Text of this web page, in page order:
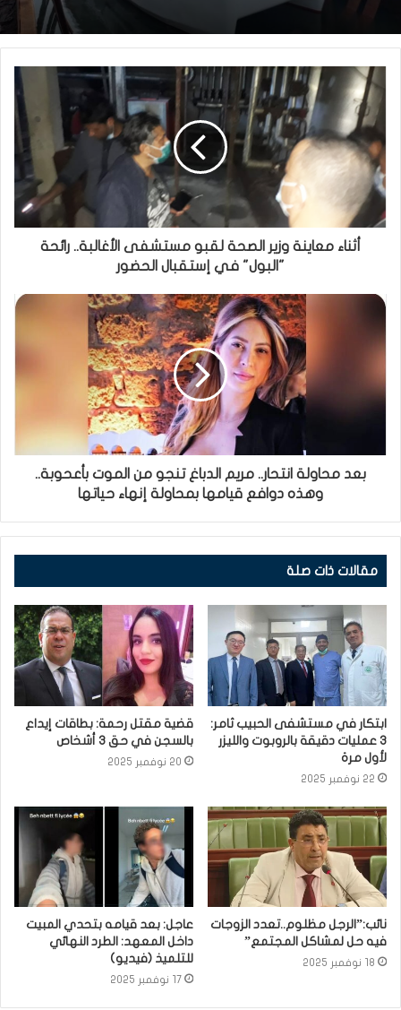
أثناء معاينة وزير الصحة لقبو مستشفى الأغالبة.. رائحة
"البول" في إستقبال الحضور
بعد محاولة انتحار.. مريم الدباغ تنجو من الموت بأعحوبة..
وهذه دوافع قيامها بمحاولة إنهاء حياتها
مقالات ذات صلة
ابتكار في مستشفى الحبيب ثامر:
3 عمليات دقيقة بالروبوت والليزر
لأول مرة
22 نوفمبر 2025
قضية مقتل رحمة: بطاقات إيداع
بالسجن في حق 3 أشخاص
20 نوفمبر 2025
نائب:”الرجل مظلوم..تعدد الزوجات
فيه حل لمشاكل المجتمع”
18 نوفمبر 2025
عاجل: بعد قيامه بتحدي المبيت
داخل المعهد: الطرد النهائي
للتلميذ (فيديو)
17 نوفمبر 2025